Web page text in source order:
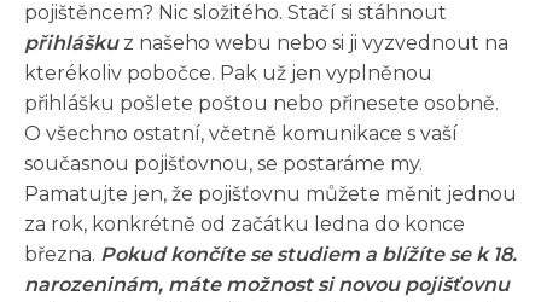
pojištěncem? Nic složitého. Stačí si stáhnout
přihláškuz našeho webu nebo si ji vyzvednout na
kterékoliv pobočce. Pak už jen vyplněnou
přihlášku pošlete poštou nebo přinesete osobně.
O všechno ostatní, včetně komunikace s vaší
současnou pojišťovnou, se postaráme my.
Pamatujte jen, že pojišťovnu můžete měnit jednou
za rok, konkrétně od začátku ledna do konce
března. Pokud končíte se studiem a blížíte se k 18.
narozeninám, máte možnost si novou pojišťovnu